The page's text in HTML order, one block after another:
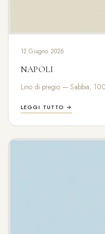
12 Giugno 2026
NAPOLI
Lino di pregio — Sabbia,
LEGGI TUTTO →